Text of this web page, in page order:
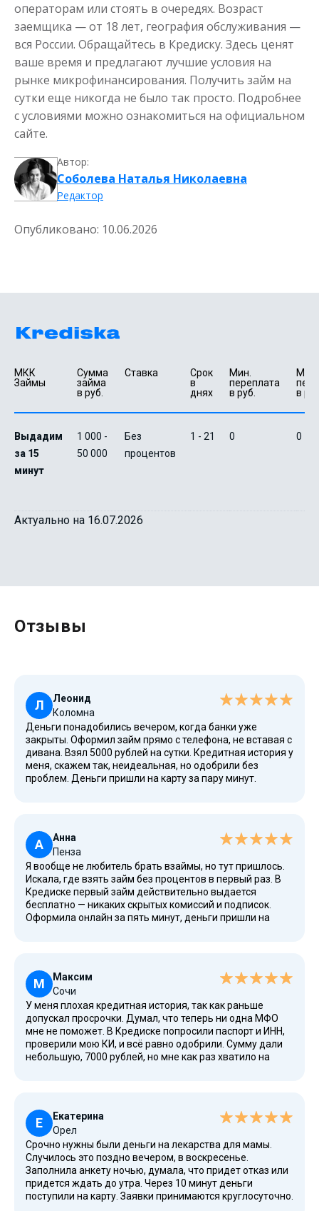
операторам или стоять в очередях. Возраст
заемщика — от 18 лет, география обслуживания —
вся России. Обращайтесь в Кредиску. Здесь ценят
ваше время и предлагают лучшие условия на
рынке микрофинансирования. Получить займ на
сутки еще никогда не было так просто. Подробнее
с условиями можно ознакомиться на официальном
сайте.
Автор:
Соболева Наталья Николаевна
Редактор
Опубликовано: 10.06.2026
МКК
Займы
Сумма
займа
в руб.
Ставка
Срок
в
днях
Мин.
переплата
в руб.
в
Выдадим
за 15
минут
1 000 -
50 000
Без
процентов
1 - 21 0 0
Актуально на 16.07.2026
Отзывы
Л
Леонид
Коломна
Деньги понадобились вечером, когда банки уже
закрыты. Оформил займ прямо с телефона, не вставая с
дивана. Взял 5000 рублей на сутки. Кредитная история у
меня, скажем так, неидеальная, но одобрили без
проблем. Деньги пришли на карту за пару минут.
А
Анна
Пенза
Я вообще не любитель брать взаймы, но тут пришлось.
Искала, где взять займ без процентов в первый раз. В
Кредиске первый займ действительно выдается
бесплатно — никаких скрытых комиссий и подписок.
Оформила онлайн за пять минут, деньги пришли на
сервисом. Всё спокойно и надежно.
М
Максим
Сочи
У меня плохая кредитная история, так как раньше
допускал просрочки. Думал, что теперь ни одна МФО
мне не поможет. В Кредиске попросили паспорт и ИНН,
проверили мою КИ, и всё равно одобрили. Сумму дали
небольшую, 7000 рублей, но мне как раз хватило на
них.
Е
Екатерина
Орел
Срочно нужны были деньги на лекарства для мамы.
Случилось это поздно вечером, в воскресенье.
Заполнила анкету ночью, думала, что придет отказ или
придется ждать до утра. Через 10 минут деньги
поступили на карту. Заявки принимаются круглосуточно.